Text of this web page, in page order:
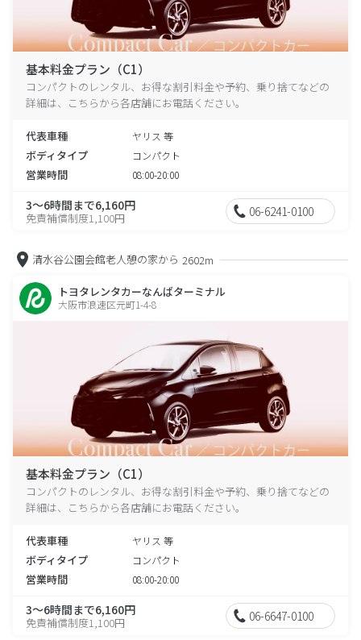
基本料金プラン（C1）
コンパクトのレンタル、お得な割引料金や予約、乗り捨てなどの
詳細は、こちらから各店舗にお電話ください。
代表車種 ヤリス 等
ボディタイプ コンパクト
営業時間 08:00-20:00
3～6時間まで6,160円
免責補償制度1,100円 06-6241-0100
清水谷公園会館老人憩の家から 2602m
トヨタレンタカーなんばターミナル
大阪市浪速区元町1-4-8
基本料金プラン（C1）
コンパクトのレンタル、お得な割引料金や予約、乗り捨てなどの
詳細は、こちらから各店舗にお電話ください。
代表車種 ヤリス 等
ボディタイプ コンパクト
営業時間 08:00-20:00
3～6時間まで6,160円
免責補償制度1,100円 06-6647-0100